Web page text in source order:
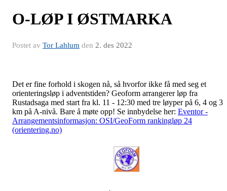
O-LØP I ØSTMARKA
Postet av Tor Lahlum den 2. des 2022
Det er fine forhold i skogen nå, så hvorfor ikke få med seg et
orienteringsløp i adventstiden? Geoform arrangerer løp fra
Rustadsaga med start fra kl. 11 - 12:30 med tre løyper på 6, 4 og 3
km på A-nivå. Bare å møte opp! Se innbydelse her: Eventor -
Arrangementsinformasjon: OSI/GeoForm rankingløp 24
(orientering.no)